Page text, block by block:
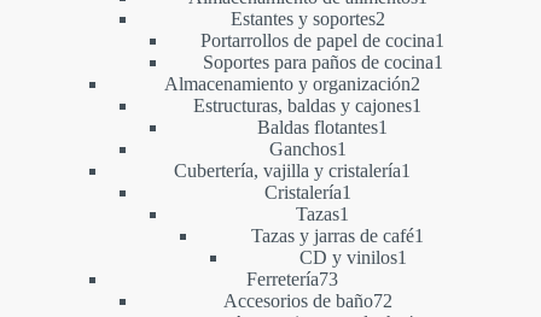
Estantes y soportes22
productos
Portarrollos de papel de cocina1
Soportes para paños de cocina1
Almacenamiento y organización2
Estructuras, baldas y cajones1
Baldas flotantes1
Ganchos1
producto
Cubertería, vajilla y cristalería1
Cristalería1
Tazas1
producto
Tazas y jarras de café1
CD y vinilos1
Ferretería7373
productos
Accesorios de baño7272